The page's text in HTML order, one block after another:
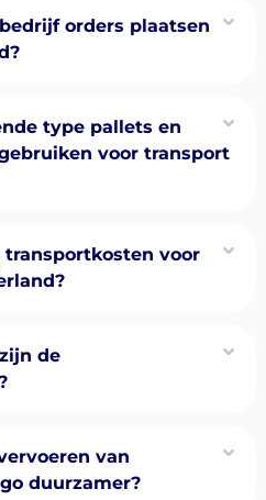
orders plaatsen
type pallets en
voor transport
transportkosten voor
de
van
duurzamer?